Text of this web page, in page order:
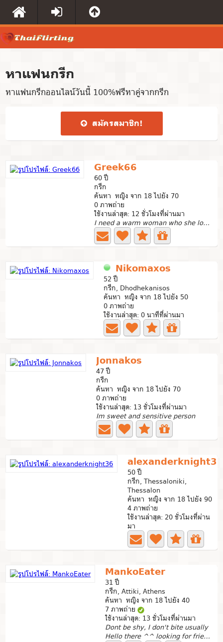
หาแฟนกรีก
หาแฟนกรีกออนไลน์วันนี้ 100%ฟรีหาคู่จากกรีก
สมัคร​สมาชิก​!
Greek66
60 ปี
กรีก
ค้นหา หญิง จาก 18 ไปยัง 70
0 ภาพถ่าย
ใช้งานล่าสุด: 12 ชั่วโมงที่ผ่านมา
I need a warm woman who she love me really and make me...
Nikomaxos
52 ปี
กรีก, Dhodhekanisos
ค้นหา หญิง จาก 18 ไปยัง 50
0 ภาพถ่าย
ใช้งานล่าสุด: 0 นาทีที่ผ่านมา
Jonnakos
47 ปี
กรีก
ค้นหา หญิง จาก 18 ไปยัง 70
0 ภาพถ่าย
ใช้งานล่าสุด: 13 ชั่วโมงที่ผ่านมา
Im sweet and sensitive person
50 ปี
กรีก, Thessaloniki,
Thessalon
ค้นหา หญิง จาก 18 ไปยัง 90
4 ภาพถ่าย
ใช้งานล่าสุด: 20 ชั่วโมงที่ผ่าน
มา
MankoEater
31 ปี
กรีก, Attiki, Athens
ค้นหา หญิง จาก 18 ไปยัง 40
7 ภาพถ่าย
ใช้งานล่าสุด: 13 ชั่วโมงที่ผ่านมา
Dont be shy, I don't bite usually
Hello there ^^ looking for friends here, I love to get to...